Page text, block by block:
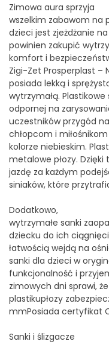
Zimowa aura sprzyja
wszelkim zabawom na
dzieci jest zjeżdżanie
powinien zakupić
komfort i
Zigi-Zet Prosperplast –
posiada lekką i
wytrzymałą.
odpornej na
uczestników przygód
chłopcom i
kolorze niebieskim.
metalowe płozy.
jazdę za każdym
siniaków, które
Dodatkowo,
wytrzymałe sanki
dziecku do ich
łatwością wejdą na
sanki dla dzieci w
funkcjonalność i
zimowych dni sprawi,
plastikupłozy
mmPosiada certyfikat
Sanki i ślizgacze